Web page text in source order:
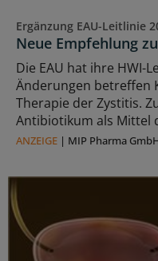
Ergänzung EAU-Leitlinie
Neue Empfehlung
Die EAU hat ihre HWI-
Änderungen betreffen
Therapie der Zystitis.
Antibiotikum als Mittel
ANZEIGE | MIP Pharma